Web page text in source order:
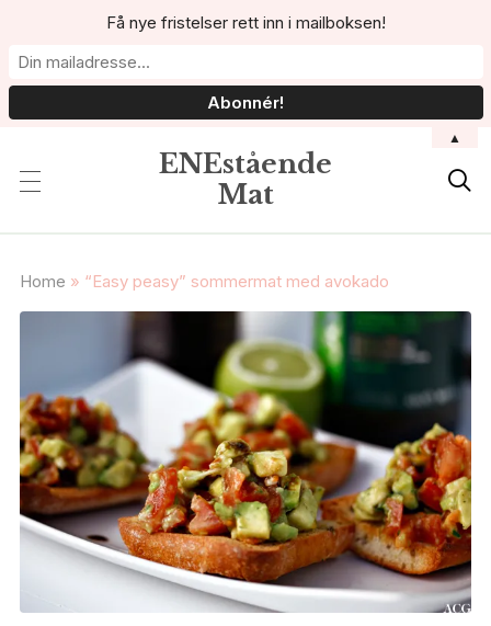
ENEstående
Mat

Home » “Easy peasy” sommermat med avokado
Få nye fristelser rett inn i mailboksen!
▲